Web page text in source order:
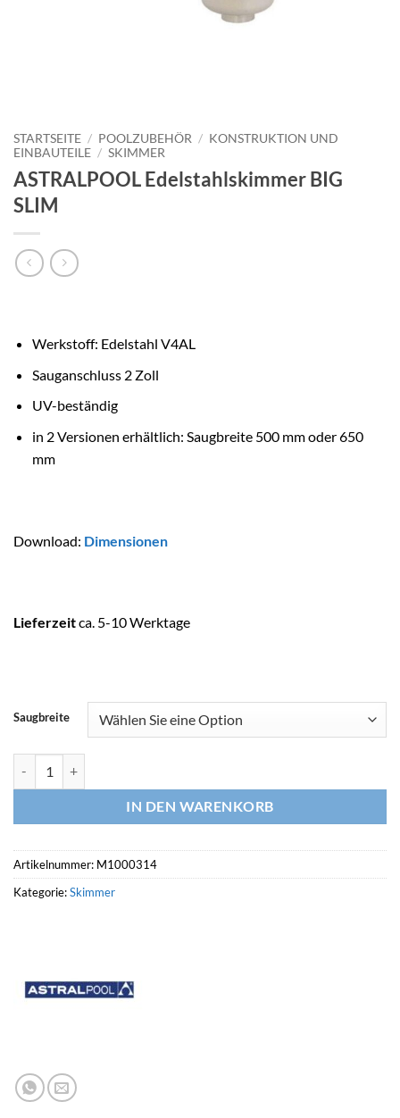
STARTSEITE / POOLZUBEHÖR / KONSTRUKTION UND
EINBAUTEILE / SKIMMER
ASTRALPOOL Edelstahlskimmer BIG
SLIM
Werkstoff: Edelstahl V4AL
Sauganschluss 2 Zoll
UV-beständig
in 2 Versionen erhältlich: Saugbreite 500 mm oder 650
mm
Download: Dimensionen
Lieferzeitca. 5-10 Werktage
Saugbreite
IN DEN WARENKORB
Artikelnummer: M1000314
Kategorie:Skimmer